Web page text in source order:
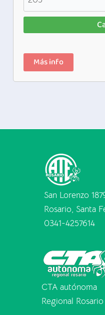
Más info
San Lorenzo
Rosario, Santa
0341-4257614
CTA autónoma
Regional Rosario